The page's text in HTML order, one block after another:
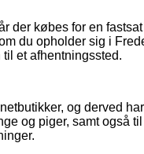
der købes for en
du opholder sig i
et afhentningssted.
og derved
og piger, samt også